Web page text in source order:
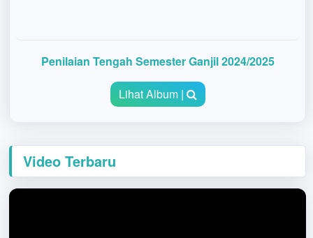
Penilaian Tengah Semester Ganjil 2024/2025
Lihat Album |
Video Terbaru